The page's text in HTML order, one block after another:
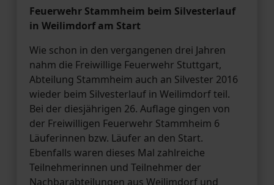
Feuerwehr Stammheim beim Silvesterlauf
in Weilimdorf am Start
Wie schon in den vergangenen drei Jahren
nahm die Freiwillige Feuerwehr Stuttgart,
Abteilung Stammheim auch an Silvester 2016
wieder beim Silvesterlauf in Weilimdorf teil.
Bei der diesjährigen 26. Auflage gingen von
der Freiwilligen Feuerwehr Stammheim 6
Läuferinnen bzw. Läufer an den Start.
Ebenfalls waren dieses Mal zahlreiche
Teilnehmerinnen und Teilnehmer der
Nachbarabteilungen aus Weilimdorf und